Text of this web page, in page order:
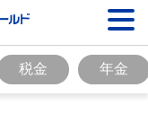
税金 年金